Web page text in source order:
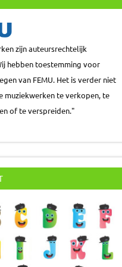
zijn auteursrechtelijk
hebben toestemming voor
van FEMU. Het is verder niet
muziekwerken te verkopen, te
of te verspreiden."